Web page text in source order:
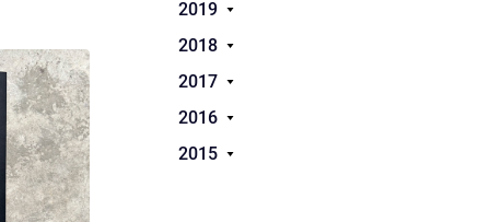
2019
2018
2017
2016
2015